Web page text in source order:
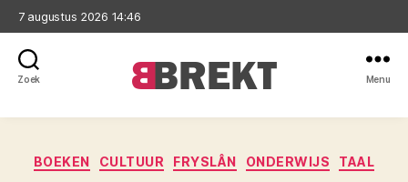
7 augustus 2026 14:46
Zoek Menu
Categorieën
BOEKEN CULTUUR FRYSLÂN ONDERWIJS TAAL